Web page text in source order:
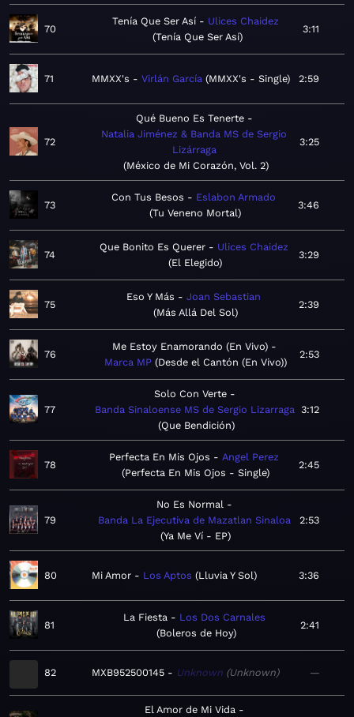
70
Tenía Que Ser Así
Ulices Chaidez
Tenía Que Ser Así
3:11
71 MMXX's Virlán García MMXX's - Single 2:59
72
Qué Bueno Es Tenerte
Natalia Jiménez & Banda MS de Sergio
Lizárraga
México de Mi Corazón, Vol. 2
3:25
73
Con Tus Besos
Eslabon Armado
Tu Veneno Mortal
3:46
74
Que Bonito Es Querer
Ulices Chaidez
El Elegido
3:29
75
Eso Y Más
Joan Sebastian
Más Allá Del Sol
2:39
76
Me Estoy Enamorando (En Vivo)
Marca MP Desde el Cantón (En Vivo)
2:53
77
Solo Con Verte
Banda Sinaloense MS de Sergio Lizarraga
Que Bendición
3:12
78
Perfecta En Mis Ojos
Angel Perez
Perfecta En Mis Ojos - Single
2:45
79
No Es Normal
Banda La Ejecutiva de Mazatlan Sinaloa
Ya Me Ví - EP
2:53
80 Mi Amor Los Aptos Lluvia Y Sol 3:36
81
La Fiesta
Los Dos Carnales
Boleros de Hoy
2:41
82 MXB952500145 Unknown Unknown —
El Amor de Mi Vida